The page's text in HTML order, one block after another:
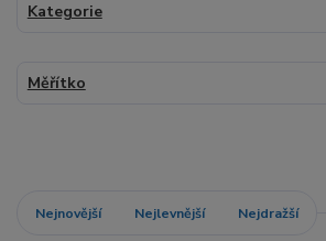
Kategorie
Měřítko
Nejnovější Nejlevnější Nejdražší